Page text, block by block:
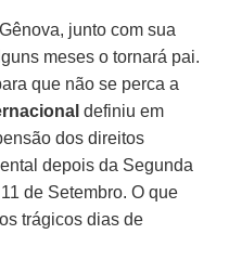
junto com sua
meses o tornará pai.
que não se perca a
definiu em
dos direitos
depois da Segunda
de Setembro. O que
trágicos dias de